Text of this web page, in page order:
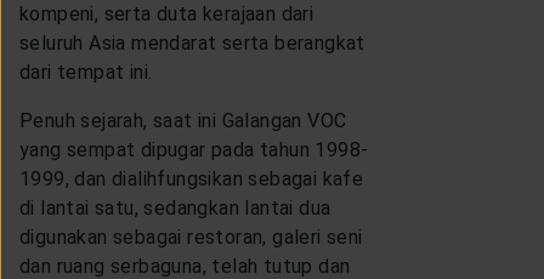
kompeni, serta duta kerajaan dari
seluruh Asia mendarat serta berangkat
dari tempat ini.
Penuh sejarah, saat ini Galangan VOC
yang sempat dipugar pada tahun 1998-
1999, dan dialihfungsikan sebagai kafe
di lantai satu, sedangkan lantai dua
digunakan sebagai restoran, galeri seni
dan ruang serbaguna, telah tutup dan